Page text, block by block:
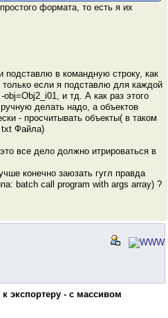
формата, то есть я их
в командную строку, как
только если я подставлю для каждой
и тд. А как раз этого
делать надо, а объектов
- просчитывать объекты( в таком
txt Файла)
все дело должно итрироваться в
конечно заюзать гугл правда
batch call program with args array) ?
экспортеру - с массивом